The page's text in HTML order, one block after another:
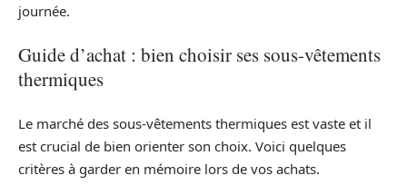
journée.
Guide d’achat : bien choisir ses sous-vêtements
thermiques
Le marché des sous-vêtements thermiques est vaste et il
est crucial de bien orienter son choix. Voici quelques
critères à garder en mémoire lors de vos achats.